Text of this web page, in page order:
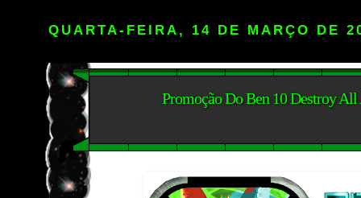
QUARTA-FEIRA, 14 DE MARÇO DE
Promoção Do Ben 10 Destroy